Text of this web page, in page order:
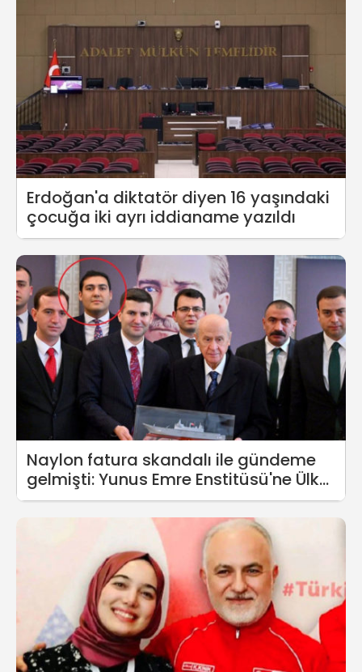
Erdoğan'a diktatör diyen 16 yaşındaki
çocuğa iki ayrı iddianame yazıldı
Naylon fatura skandalı ile gündeme
gelmişti: Yunus Emre Enstitüsü'ne Ülkü
Ocakları'ndan Genel Başkan